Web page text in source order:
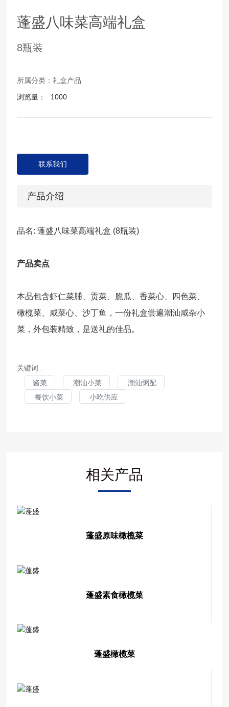
蓬盛八味菜高端礼盒
8瓶装
所属分类：礼盒产品
浏览量：
1000
联系我们
产品介绍
品名: 蓬盛八味菜高端礼盒 (8瓶装)
产品卖点
本品包含虾仁菜脯、贡菜、脆瓜、香菜心、四色菜、
橄榄菜、咸菜心、沙丁鱼，一份礼盒尝遍潮汕咸杂小
菜，外包装精致，是送礼的佳品。
关键词 :
酱菜
潮汕小菜
潮汕粥配
餐饮小菜
小吃供应
相关产品
蓬盛原味橄榄菜
蓬盛素食橄榄菜
蓬盛橄榄菜